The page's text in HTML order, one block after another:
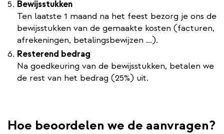
Bewijsstukken
Ten laatste 1 maand na het feest bezorg je ons de
bewijsstukken van de gemaakte kosten (facturen,
afrekeningen, betalingsbewijzen …).
Resterend bedrag
Na goedkeuring van de bewijsstukken, betalen we
de rest van het bedrag (25%) uit.
Hoe beoordelen we de aanvragen?